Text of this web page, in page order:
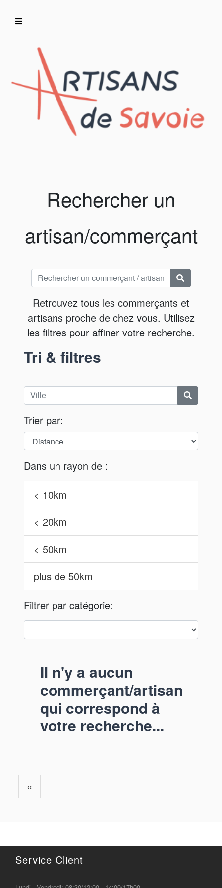
Accueil
Artisans/Commerçants
Rechercher un
artisan/commerçant
Retrouvez tous les commerçants et
artisans proche de chez vous. Utilisez
les filtres pour affiner votre recherche.
Tri & filtres
Trier par:
Dans un rayon de :
< 10km
< 20km
< 50km
plus de 50km
Filtrer par catégorie:
Il n'y a aucun
commerçant/artisan
qui correspond à
votre recherche...
«
Service Client